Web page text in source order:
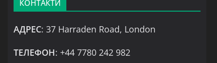
КОНТАКТИ
АДРЕС: 37 Harraden Road, London
ТЕЛЕФОН: +44 7780 242 982